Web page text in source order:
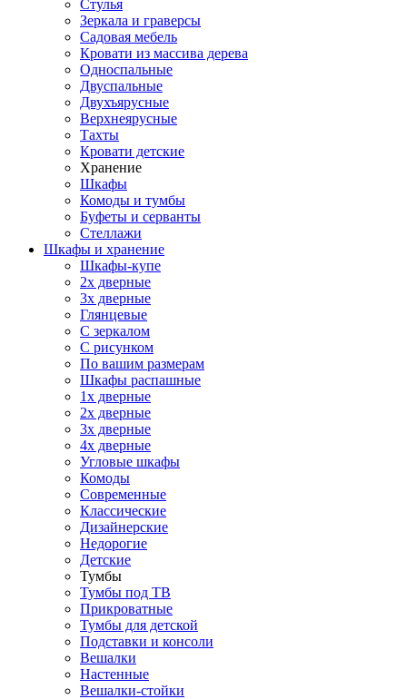
Стулья
Зеркала и граверсы
Садовая мебель
Кровати из массива дерева
Односпальные
Двуспальные
Двухъярусные
Верхнеярусные
Тахты
Кровати детские
Хранение
Шкафы
Комоды и тумбы
Буфеты и серванты
Стеллажи
Шкафы и хранение
Шкафы-купе
2х дверные
3х дверные
Глянцевые
С зеркалом
С рисунком
По вашим размерам
Шкафы распашные
1х дверные
2х дверные
3х дверные
4х дверные
Угловые шкафы
Комоды
Современные
Классические
Дизайнерские
Недорогие
Детские
Тумбы
Тумбы под ТВ
Прикроватные
Тумбы для детской
Подставки и консоли
Вешалки
Настенные
Вешалки-стойки